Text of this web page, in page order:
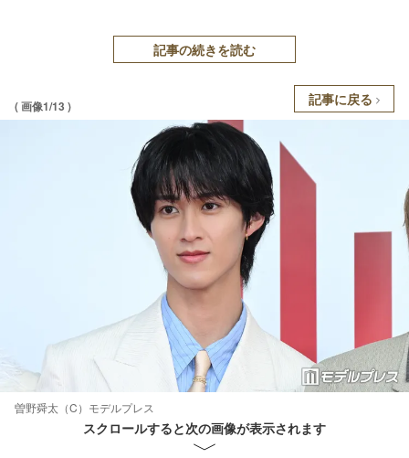
記事の続きを読む
( 画像1/13 ) 記事に戻る
曽野舜太（C）モデルプレス
スクロールすると次の画像が表示されます